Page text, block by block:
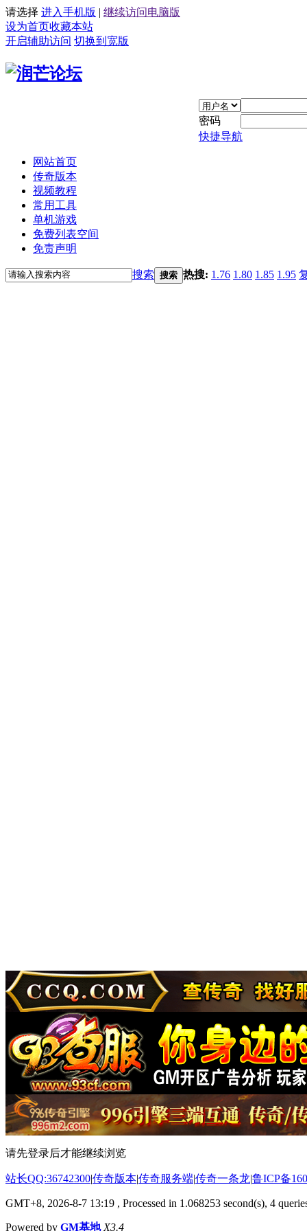
请选择 进入手机版 | 继续访问电脑版
设为首页收藏本站
开启辅助访问 切换到宽版
密码
快捷导航
网站首页
传奇版本
视频教程
常用工具
单机游戏
免费列表空间
免责声明
搜索 搜索 热搜: 1.76 1.80 1.85 1.95
请先登录后才能继续浏览
站长QQ:36742300|传奇版本|传奇服务端|传奇一条龙|鲁ICP备
GMT+8, 2026-8-7 13:19 , Processed in 1.068253 second(s), 4
Powered by GM基地 X3.4